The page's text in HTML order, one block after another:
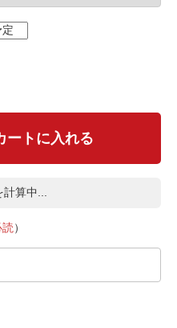
ートに入れる
算中...
）